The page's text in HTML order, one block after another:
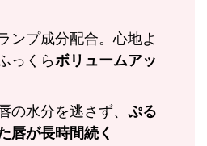
ンプ成分配合。心地よ
っくらボリュームアッ
の水分を逃さず、 ぷる
唇が長時間続く